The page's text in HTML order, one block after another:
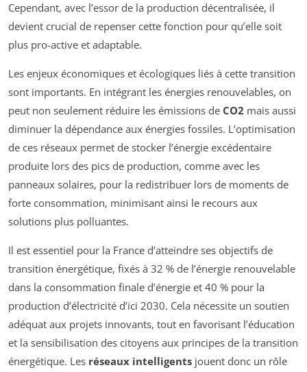
Cependant, avec l’essor de la production décentralisée, il
devient crucial de repenser cette fonction pour qu’elle soit
plus pro-active et adaptable.
Les enjeux économiques et écologiques liés à cette transition
sont importants. En intégrant les énergies renouvelables, on
peut non seulement réduire les émissions de CO2 mais aussi
diminuer la dépendance aux énergies fossiles. L’optimisation
de ces réseaux permet de stocker l’énergie excédentaire
produite lors des pics de production, comme avec les
panneaux solaires, pour la redistribuer lors de moments de
forte consommation, minimisant ainsi le recours aux
solutions plus polluantes.
Il est essentiel pour la France d’atteindre ses objectifs de
transition énergétique, fixés à 32 % de l’énergie renouvelable
dans la consommation finale d’énergie et 40 % pour la
production d’électricité d’ici 2030. Cela nécessite un soutien
adéquat aux projets innovants, tout en favorisant l’éducation
et la sensibilisation des citoyens aux principes de la transition
énergétique. Les réseaux intelligents jouent donc un rôle